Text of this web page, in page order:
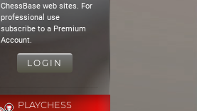
ChessBase web sites. For
professional use
subscribe to a Premium
Account.
LOGIN
PLAYCHESS